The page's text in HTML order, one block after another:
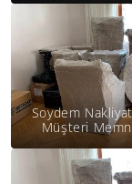
Soydem
Müşteri